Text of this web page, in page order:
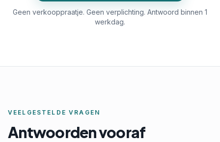
Geen verkooppraatje. Geen verplichting. Antwoord binnen 1
werkdag.
VEELGESTELDE VRAGEN
Antwoorden vooraf